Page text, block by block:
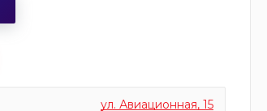
ул. Авиационная, 15